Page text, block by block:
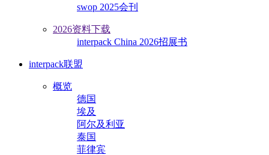
swop 2025会刊
2026资料下载
interpack China 2026招展书
interpack联盟
概览
德国
埃及
阿尔及利亚
泰国
菲律宾